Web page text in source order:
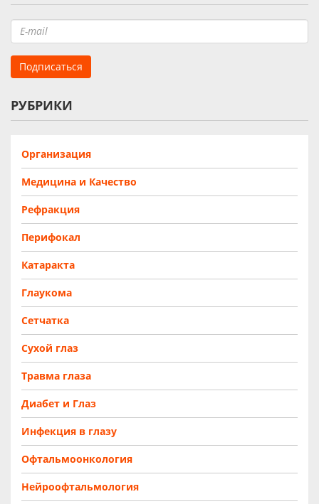
РУБРИКИ
Организация
Медицина и Качество
Рефракция
Перифокал
Катаракта
Глаукома
Сетчатка
Сухой глаз
Травма глаза
Диабет и Глаз
Инфекция в глазу
Офтальмоонкология
Нейроофтальмология